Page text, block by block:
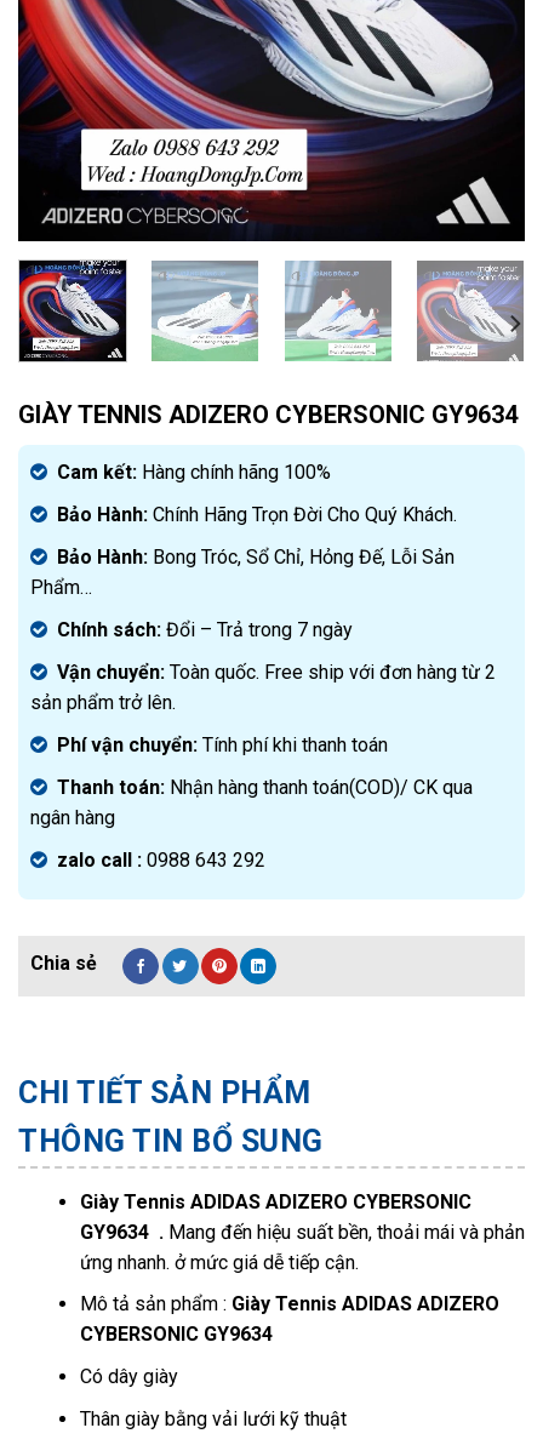
GIÀY TENNIS ADIZERO CYBERSONIC GY9634
Cam kết: Hàng chính hãng 100%
Bảo Hành: Chính Hãng Trọn Đời Cho Quý Khách.
Bảo Hành: Bong Tróc, Sổ Chỉ, Hỏng Đế, Lỗi Sản
Phẩm…
Chính sách: Đổi – Trả trong 7 ngày
Vận chuyển: Toàn quốc. Free ship với đơn hàng từ 2
sản phẩm trở lên.
Phí vận chuyển: Tính phí khi thanh toán
Thanh toán: Nhận hàng thanh toán(COD)/ CK qua
ngân hàng
zalo call : 0988 643 292
CHI TIẾT SẢN PHẨM
THÔNG TIN BỔ SUNG
Giày Tennis ADIDAS ADIZERO CYBERSONIC
GY9634 . Mang đến hiệu suất bền, thoải mái và phản
ứng nhanh. ở mức giá dễ tiếp cận.
Mô tả sản phẩm : Giày Tennis ADIDAS ADIZERO
CYBERSONIC GY9634
Có dây giày
Thân giày bằng vải lưới kỹ thuật